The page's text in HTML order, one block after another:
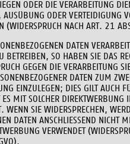
ODER DIE VERARBEITUNG
AUSÜBUNG ODER VERTEIDIGUNG
(WIDERSPRUCH NACH ART. 21
DATEN
BETREIBEN, SO HABEN SIE DAS
GEGEN DIE VERARBEITUNG
DATEN ZUM
EINZULEGEN; DIES GILT AUCH
MIT SOLCHER DIREKTWERBUNG
WENN SIE WIDERSPRECHEN,
DATEN ANSCHLIESSEND NICHT
VERWENDET